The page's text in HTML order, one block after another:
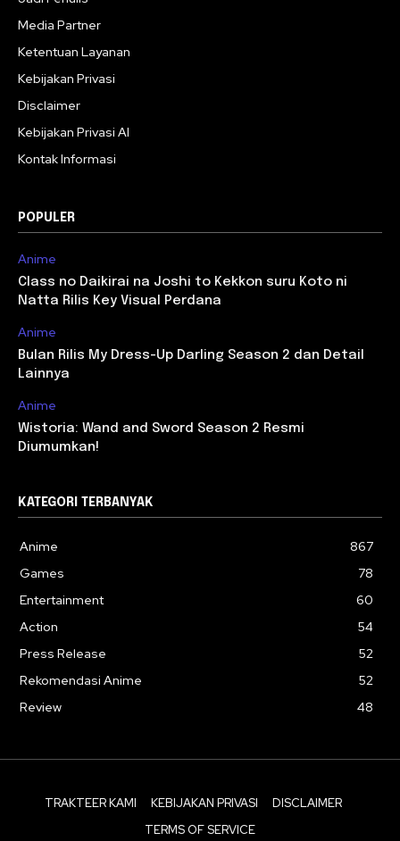
Media Partner
Ketentuan Layanan
Kebijakan Privasi
Disclaimer
Kebijakan Privasi AI
Kontak Informasi
POPULER
Anime
Class no Daikirai na Joshi to Kekkon suru Koto ni
Natta Rilis Key Visual Perdana
Anime
Bulan Rilis My Dress-Up Darling Season 2 dan Detail
Lainnya
Anime
Wistoria: Wand and Sword Season 2 Resmi
Diumumkan!
KATEGORI TERBANYAK
Anime
867
Games
78
Entertainment
60
Action
54
Press Release
52
Rekomendasi Anime
52
Review
48
TRAKTEER KAMI KEBIJAKAN PRIVASI
DISCLAIMER
TERMS OF SERVICE